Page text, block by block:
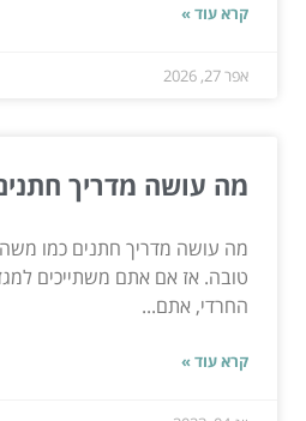
קרא עוד »
אפר 27, 2026
מה עושה מדריך
מה עושה מדריך חתנים כמו
טובה. אז אם אתם משתייכים
החרדי, אתם...
קרא עוד »